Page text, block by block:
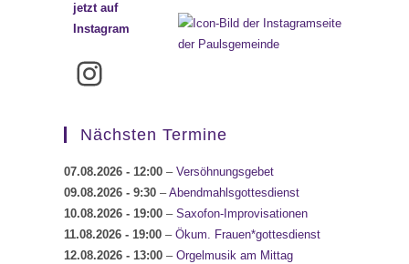
jetzt auf
Instagram
Instagram
Nächsten Termine
07.08.2026 - 12:00 – Versöhnungsgebet
09.08.2026 - 9:30 –Abendmahlsgottesdienst
10.08.2026 - 19:00 – Saxofon-Improvisationen
11.08.2026 - 19:00 – Ökum. Frauen*gottesdienst
12.08.2026 - 13:00 – Orgelmusik am Mittag